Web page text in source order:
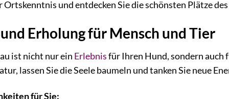
und entdecken Sie die schönsten Plätze
Erholung für Mensch und Tier
ist nicht nur ein Erlebnisfür Ihren Hund, sondern auch
lassen Sie die Seele baumeln und tanken Sie neue
für Sie: